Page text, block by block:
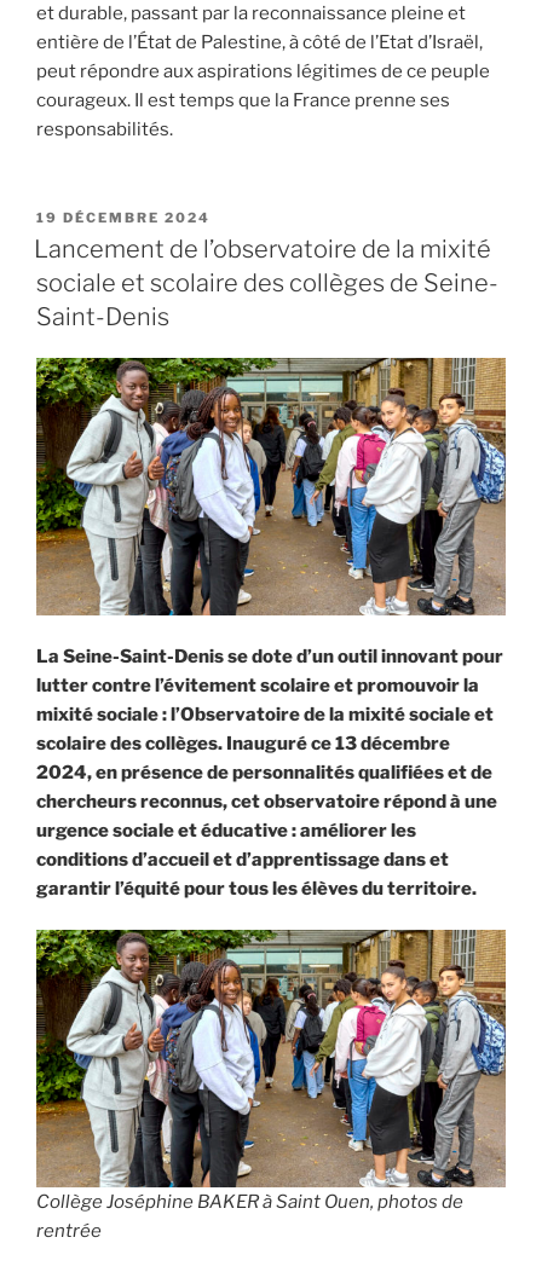
et durable, passant par la reconnaissance pleine et
entière de l’État de Palestine, à côté de l’Etat d’Israël,
peut répondre aux aspirations légitimes de ce peuple
courageux. Il est temps que la France prenne ses
responsabilités.
PUBLIÉ
LE
19 DÉCEMBRE 2024
Lancement de l’observatoire de la mixité
sociale et scolaire des collèges de Seine-
Saint-Denis
La Seine-Saint-Denis se dote d’un outil innovant pour
lutter contre l’évitement scolaire et promouvoir la
mixité sociale : l’Observatoire de la mixité sociale et
scolaire des collèges. Inauguré ce 13 décembre
2024, en présence de personnalités qualifiées et de
chercheurs reconnus, cet observatoire répond à une
urgence sociale et éducative : améliorer les
conditions d’accueil et d’apprentissage dans et
garantir l’équité pour tous les élèves du territoire.
Collège Joséphine BAKER à Saint Ouen, photos de
rentrée